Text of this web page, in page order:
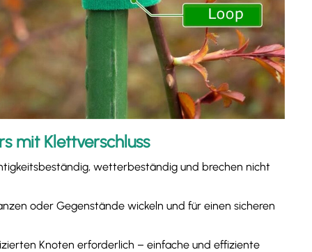
mit Klettverschluss
wetterbeständig und brechen nicht
oder Gegenstände wickeln und für einen sicheren
Knoten erforderlich – einfache und effiziente